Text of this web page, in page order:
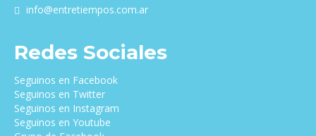
info@entretiempos.com.ar
Redes Sociales
Seguinos en Facebook
Seguinos en Twitter
Seguinos en Instagram
Seguinos en Youtube